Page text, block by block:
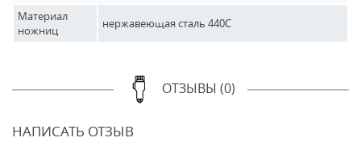
Материал
ножниц
нержавеющая сталь 440C
ОТЗЫВЫ (0)
НАПИСАТЬ ОТЗЫВ